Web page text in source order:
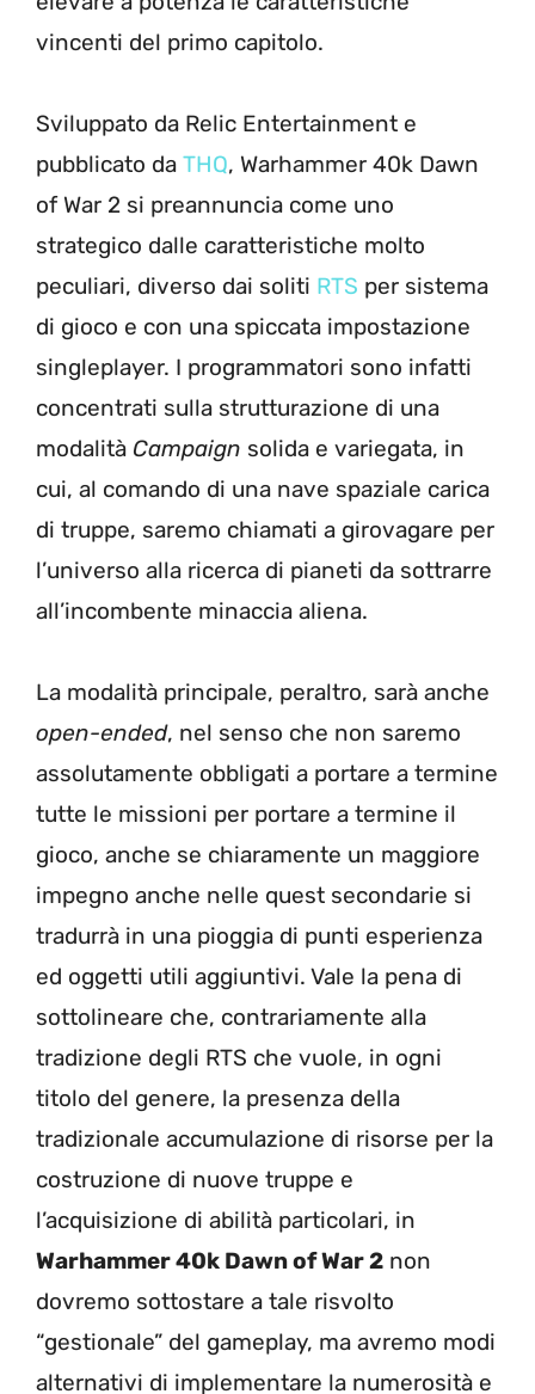
vincenti del primo capitolo.
Sviluppato da Relic Entertainment e
pubblicato da THQ, Warhammer 40k Dawn
of War 2 si preannuncia come uno
strategico dalle caratteristiche molto
peculiari, diverso dai soliti RTS per sistema
di gioco e con una spiccata impostazione
singleplayer. I programmatori sono infatti
concentrati sulla strutturazione di una
modalità Campaign solida e variegata, in
cui, al comando di una nave spaziale carica
di truppe, saremo chiamati a girovagare per
l’universo alla ricerca di pianeti da sottrarre
all’incombente minaccia aliena.
La modalità principale, peraltro, sarà anche
open-ended, nel senso che non saremo
assolutamente obbligati a portare a termine
tutte le missioni per portare a termine il
gioco, anche se chiaramente un maggiore
impegno anche nelle quest secondarie si
tradurrà in una pioggia di punti esperienza
ed oggetti utili aggiuntivi. Vale la pena di
sottolineare che, contrariamente alla
tradizione degli RTS che vuole, in ogni
titolo del genere, la presenza della
tradizionale accumulazione di risorse per la
costruzione di nuove truppe e
l’acquisizione di abilità particolari, in
Warhammer 40k Dawn of War 2 non
dovremo sottostare a tale risvolto
“gestionale” del gameplay, ma avremo modi
alternativi di implementare la numerosità e